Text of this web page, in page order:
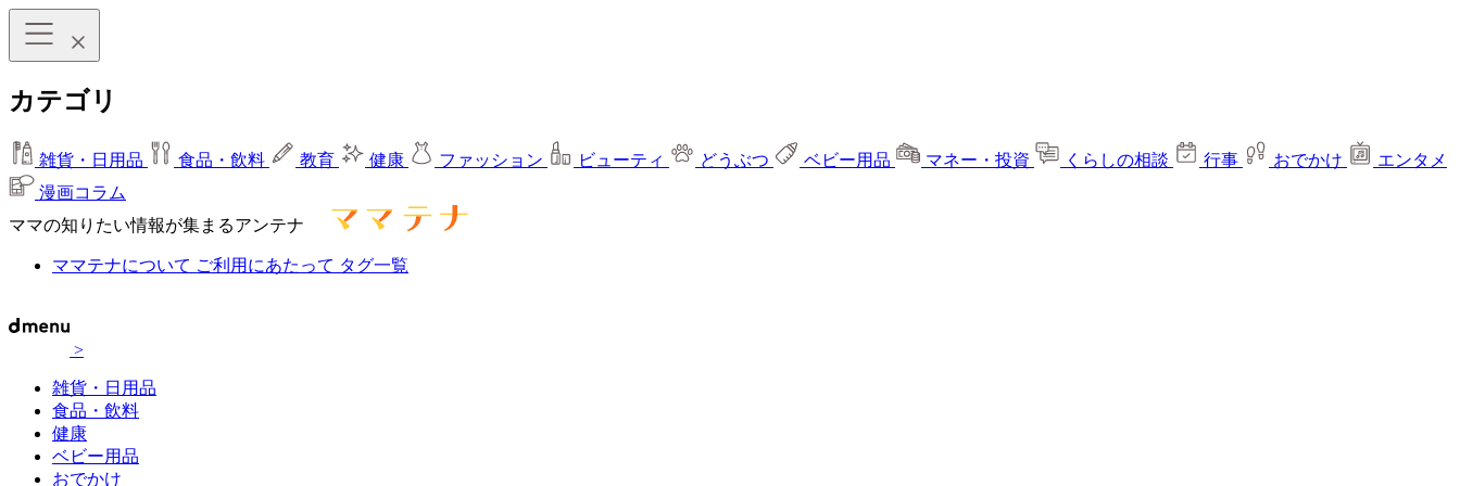
カテゴリ
雑貨・日用品 食品・飲料 教育 健康 ファッション ビューティ どうぶつ ベビー用品 マネー・投資 くらしの相談 行事 おでかけ
エンタメ
漫画コラム
ママの知りたい情報が集まるアンテナ
ママテナについて ご利用にあたって タグ一覧
>
雑貨・日用品
食品・飲料
健康
ベビー用品
おでかけ